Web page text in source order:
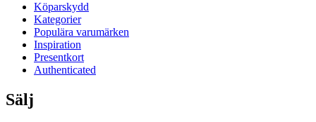
Köparskydd
Kategorier
Populära varumärken
Inspiration
Presentkort
Authenticated
Sälj